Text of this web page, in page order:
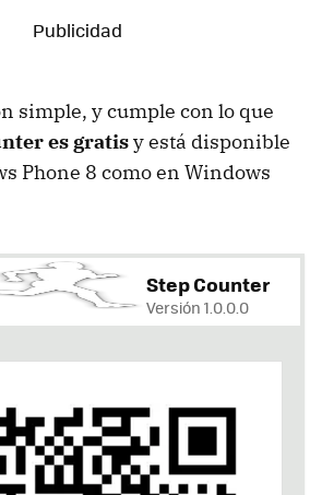
simple, y cumple con lo que
es gratisy está disponible
Phone 8 como en Windows
Step Counter
Versión 1.0.0.0